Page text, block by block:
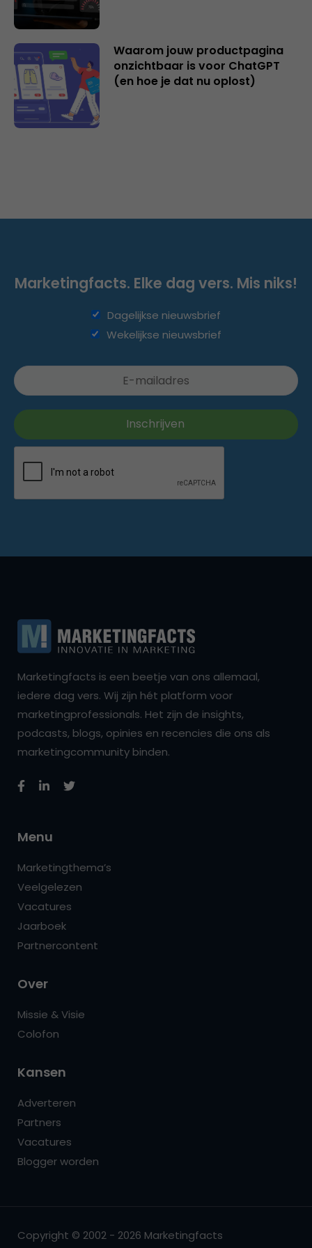
Waarom jouw productpagina
onzichtbaar is voor ChatGPT
(en hoe je dat nu oplost)
Marketingfacts. Elke dag vers. Mis niks!
Dagelijkse nieuwsbrief
Wekelijkse nieuwsbrief
Marketingfacts is een beetje van ons allemaal,
iedere dag vers. Wij zijn hét platform voor
marketingprofessionals. Het zijn de insights,
podcasts, blogs, opinies en recencies die ons als
marketingcommunity binden.
Menu
Marketingthema’s
Veelgelezen
Vacatures
Jaarboek
Partnercontent
Over
Missie & Visie
Colofon
Kansen
Adverteren
Partners
Vacatures
Blogger worden
Copyright © 2002 - 2026 Marketingfacts